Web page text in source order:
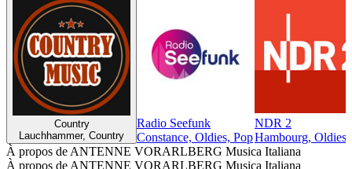
Country
Lauchhammer, Country
Radio Seefunk
Constance, Oldies, Pop
NDR 2
Hambourg,
À propos de ANTENNE VORARLBERG Musica Italiana
À propos de ANTENNE VORARLBERG Musica Italiana